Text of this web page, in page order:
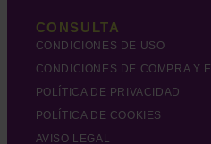
CONSULTA
CONDICIONES DE USO
CONDICIONES DE COMPRA Y
POLÍTICA DE PRIVACIDAD
POLÍTICA DE COOKIES
AVISO LEGAL